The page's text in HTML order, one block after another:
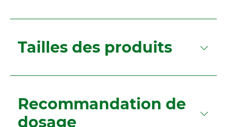
Tailles des produits
Recommandation de
dosage